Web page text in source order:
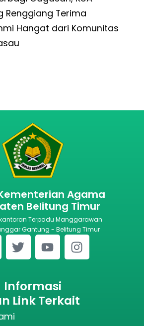
Renggiang Terima
Hangat dari Komunitas
Agama
Belitung Timur
Terpadu Manggarawan
Gantung - Belitung Timur
Informasi
Link Terkait